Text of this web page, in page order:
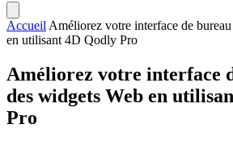
Accueil Améliorez votre interface de
en utilisant 4D Qodly Pro
Améliorez votre interface
des widgets Web en
Pro